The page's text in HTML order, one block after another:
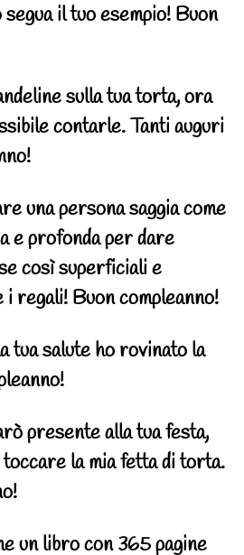
il tuo esempio! Buon
sulla tua torta, ora
contarle. Tanti auguri
una persona saggia come
e profonda per dare
così superficiali e
regali! Buon compleanno!
tua salute ho rovinato la
presente alla tua festa,
la mia fetta di torta.
un libro con 365 pagine